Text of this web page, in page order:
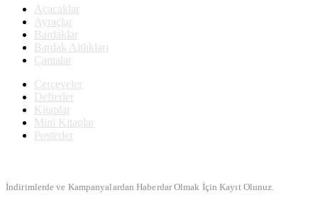
Açacaklar
Ayraçlar
Bardaklar
Bardak Altlıkları
Çantalar
Çerçeveler
Defterler
Kitaplar
Mini Kitaplar
Posterler
İndirimlerde ve Kampanyalardan Haberdar Olmak İçin Kayıt Olunuz.